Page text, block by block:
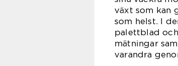
växt som kan
som helst. I
palettblad
mätningar
varandra